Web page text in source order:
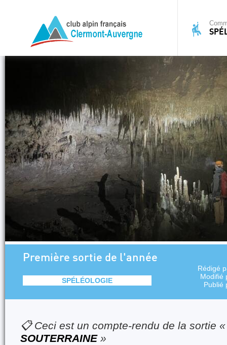
Première sortie de l'année
SPÉLÉOLOGIE
Rédigé
Modifié
Publié
📋 Ceci est un compte-rendu de la sortie
SOUTERRAINE »